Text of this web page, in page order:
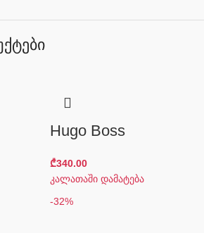
Hugo Boss
₾340.00
კალათაში დამატება
-32%